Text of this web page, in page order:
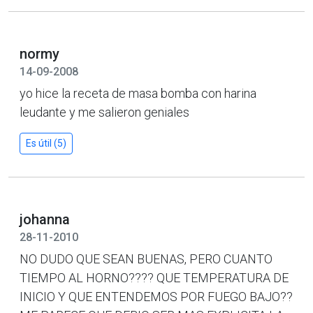
normy
14-09-2008
yo hice la receta de masa bomba con harina
leudante y me salieron geniales
Es útil (5)
johanna
28-11-2010
NO DUDO QUE SEAN BUENAS, PERO CUANTO
TIEMPO AL HORNO???? QUE TEMPERATURA DE
INICIO Y QUE ENTENDEMOS POR FUEGO BAJO??